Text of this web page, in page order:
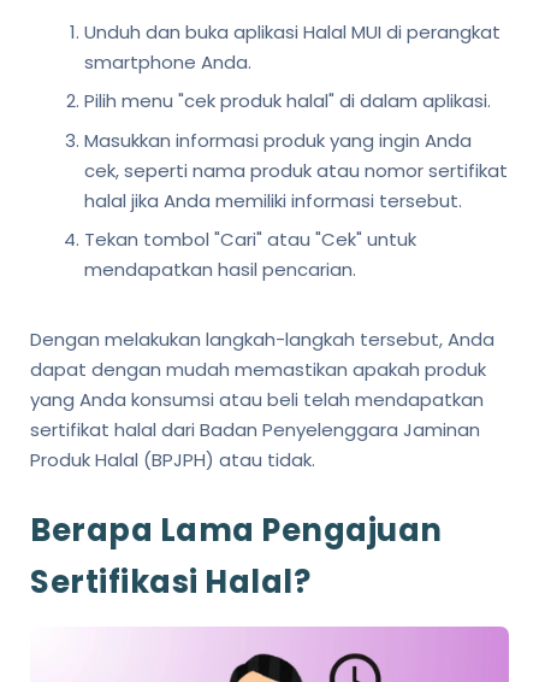
Unduh dan buka aplikasi Halal MUI di perangkat
smartphone Anda.
Pilih menu "cek produk halal" di dalam aplikasi.
Masukkan informasi produk yang ingin Anda
cek, seperti nama produk atau nomor sertifikat
halal jika Anda memiliki informasi tersebut.
Tekan tombol "Cari" atau "Cek" untuk
mendapatkan hasil pencarian.
Dengan melakukan langkah-langkah tersebut, Anda
dapat dengan mudah memastikan apakah produk
yang Anda konsumsi atau beli telah mendapatkan
sertifikat halal dari Badan Penyelenggara Jaminan
Produk Halal (BPJPH) atau tidak.
Berapa Lama Pengajuan
Sertifikasi Halal?